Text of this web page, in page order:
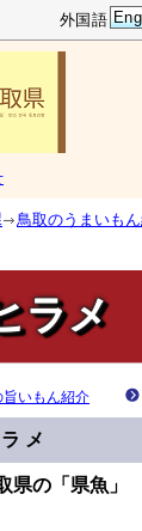
外国語
鳥取のうまいも
ラメ
旨いもん紹介
メ
県の「県魚」